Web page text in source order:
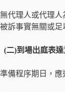
無代理人或代理
被訴事實無關或足
(二)到場出庭表
準備程序期日，應